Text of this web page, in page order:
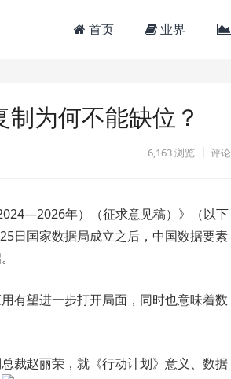
首页 业界
制为何不能缺位？
6,163浏览 评论
年）（征求意见稿）》（以下
日国家数据局成立之后，中国数据要素
有望进一步打开局面，同时也意味着数
裁赵丽荣，就《行动计划》意义、数据